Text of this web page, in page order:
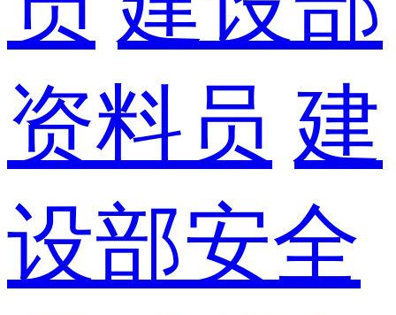
资料员 建
设部安全